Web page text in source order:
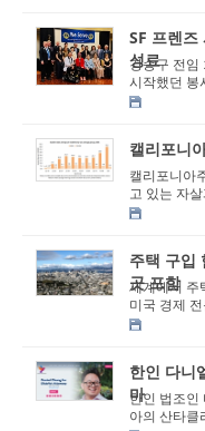
SF 프렌즈
성료
강승구 전임
시작했던 봉
께 해주신 모
캘리포니
캘리포니아
고 있는 자
령을 발동했
주택 구입
곳 포함
세계에서 주
미국 경제
지수
한인 다니
마
한인 법조인
아의 산타클